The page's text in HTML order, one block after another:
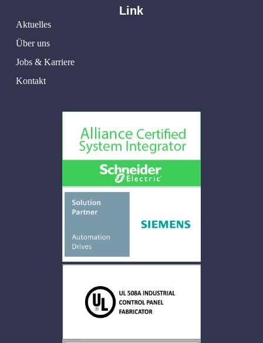
Link
Aktuelles
Über uns
Jobs & Karriere
Kontakt